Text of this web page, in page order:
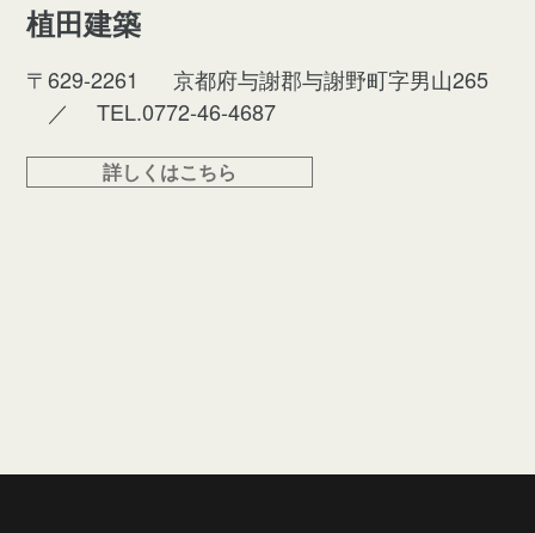
植田建築
〒629-2261
京都府与謝郡与謝野町字男山265
／
TEL.0772-46-4687
詳しくはこちら